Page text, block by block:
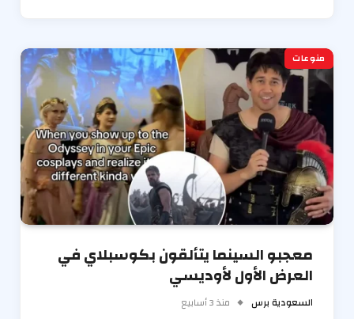
منوعات
معجبو السينما يتألقون بكوسبلاي في
العرض الأول لأوديسي
السعودية برس منذ 3 أسابيع